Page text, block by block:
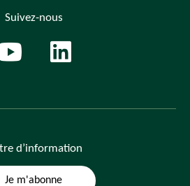
Suivez-nous
d’information
Je m'abonne